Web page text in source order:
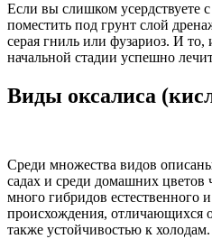
Если вы слишком усердствуете
поместить под грунт слой
серая гниль или фузариоз. И то,
начальной стадии успешно
Виды оксалиса
Среди множества видов
садах и среди домашних цветов
много гибридов естественного
происхождения, отличающихся
также устойчивостью к холодам.